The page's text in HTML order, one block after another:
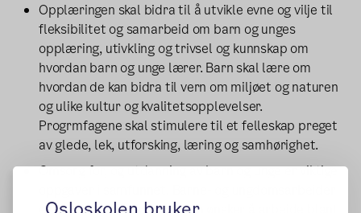
Opplæringen skal bidra til å utvikle evne og vilje til
fleksibilitet og samarbeid om barn og unges
opplæring, utivkling og trivsel og kunnskap om
hvordan barn og unge lærer. Barn skal lære om
hvordan de kan bidra til vern om miljøet og naturen
og ulike kultur og kvalitetsopplevelser.
Progrmfagene skal stimulere til et felleskap preget
av glede, lek, utforsking, læring og samhørighet.
Omsorg for, og utdanning av barn og unge er viktige